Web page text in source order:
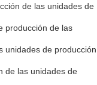
de las unidades de
producción de las
unidades de producción
de las unidades de